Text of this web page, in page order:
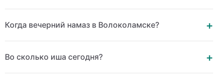
Когда вечерний намаз в Волоколамске?
Во сколько иша сегодня?